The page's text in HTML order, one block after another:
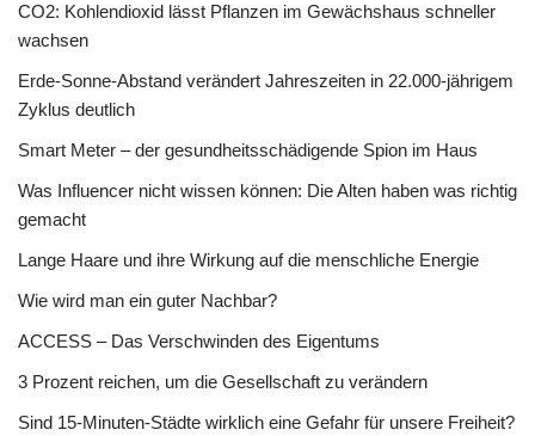
CO2: Kohlendioxid lässt Pflanzen im Gewächshaus schneller
wachsen
Erde-Sonne-Abstand verändert Jahreszeiten in 22.000-jährigem
Zyklus deutlich
Smart Meter – der gesundheitsschädigende Spion im Haus
Was Influencer nicht wissen können: Die Alten haben was richtig
gemacht
Lange Haare und ihre Wirkung auf die menschliche Energie
Wie wird man ein guter Nachbar?
ACCESS – Das Verschwinden des Eigentums
3 Prozent reichen, um die Gesellschaft zu verändern
Sind 15-Minuten-Städte wirklich eine Gefahr für unsere Freiheit?